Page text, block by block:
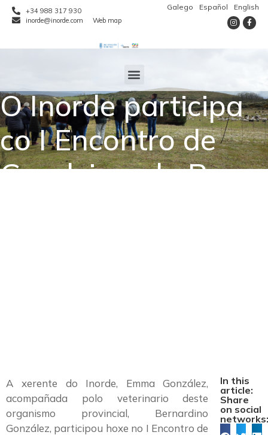
+34 988 317 930
inorde@inorde.com
Web map
Galego Español English
O Inorde participa
co I Encontro de
Gandeiros da Raza
A xerente do Inorde, Emma González,
acompañada polo veterinario deste
organismo provincial, Bernardino
González, participou hoxe no I Encontro de
In this
article:
Share
on social